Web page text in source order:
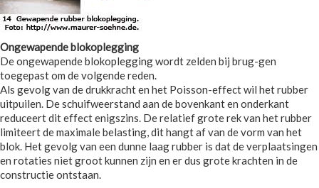
Ongewapende blokoplegging
De ongewapende blokoplegging wordt zelden bij brug-gen
toegepast om de volgende reden.
Als gevolg van de drukkracht en het Poisson-effect wil het rubber
uitpuilen. De schuifweerstand aan de bovenkant en onderkant
reduceert dit effect enigszins. De relatief grote rek van het rubber
limiteert de maximale belasting, dit hangt af van de vorm van het
blok. Het gevolg van een dunne laag rubber is dat de verplaatsingen
en rotaties niet groot kunnen zijn en er dus grote krachten in de
constructie ontstaan.